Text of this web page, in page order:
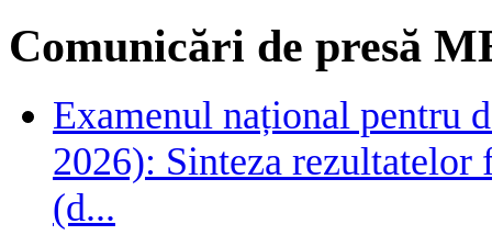
Comunicări de presă
Examenul național pentru
2026): Sinteza rezultatelor
(d...